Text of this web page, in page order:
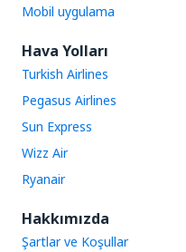
Mobil uygulama
Hava Yolları
Turkish Airlines
Pegasus Airlines
Sun Express
Wizz Air
Ryanair
Hakkımızda
Şartlar ve Koşullar